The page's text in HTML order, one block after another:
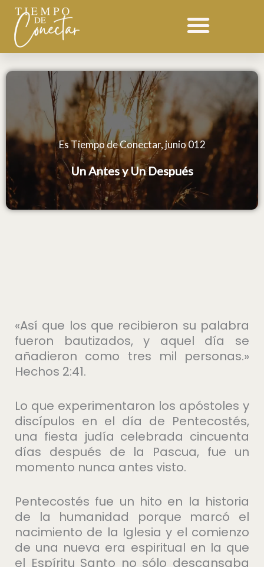
contenido
Es Tiempo de Conectar, junio 012
Un Antes y Un Después
«Así que los que recibieron su palabra
fueron bautizados, y aquel día se
añadieron como tres mil personas.»
Hechos 2:41.
Lo que experimentaron los apóstoles y
discípulos en el día de Pentecostés,
una fiesta judía celebrada cincuenta
días después de la Pascua, fue un
momento nunca antes visto.
Pentecostés fue un hito en la historia
de la humanidad porque marcó el
nacimiento de la Iglesia y el comienzo
de una nueva era espiritual en la que
el Espíritu Santo no sólo descansaba